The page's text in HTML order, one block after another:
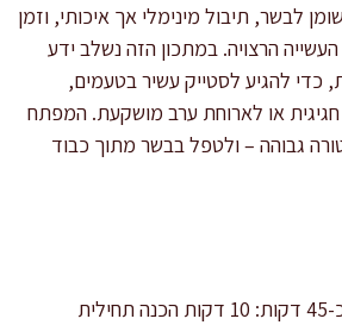
לבשר, תיבול מינימלי אך איכותי, וזמן
הרצויה. במתכון הזה נשלב ידע
כדי להגיע לסטייק עשיר בטעמים,
או לארוחת ערב מושקעת. המפתח
גבוהה – ולטפל בבשר מתוך כבוד
זמן ההכנה הכולל הוא כ-45 דקות: 10 דקות הכנה תחילית